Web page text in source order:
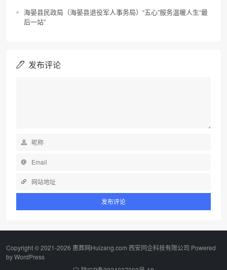
海晏县民政局（海晏县退役军人事务局）“五心”服务温暖人生“最
后一站”
发布评论
Copyright © 2021-2026 惠葬网Huizang.com 西安同企科技有限公司 Powered
byWordPress